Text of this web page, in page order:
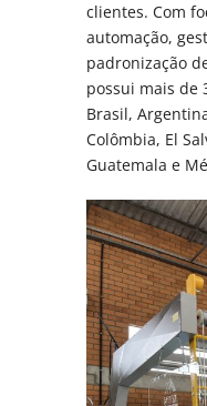
clientes. Com
automação,
padronização
possui mais de
Brasil,
Colômbia, El
Guatemala e